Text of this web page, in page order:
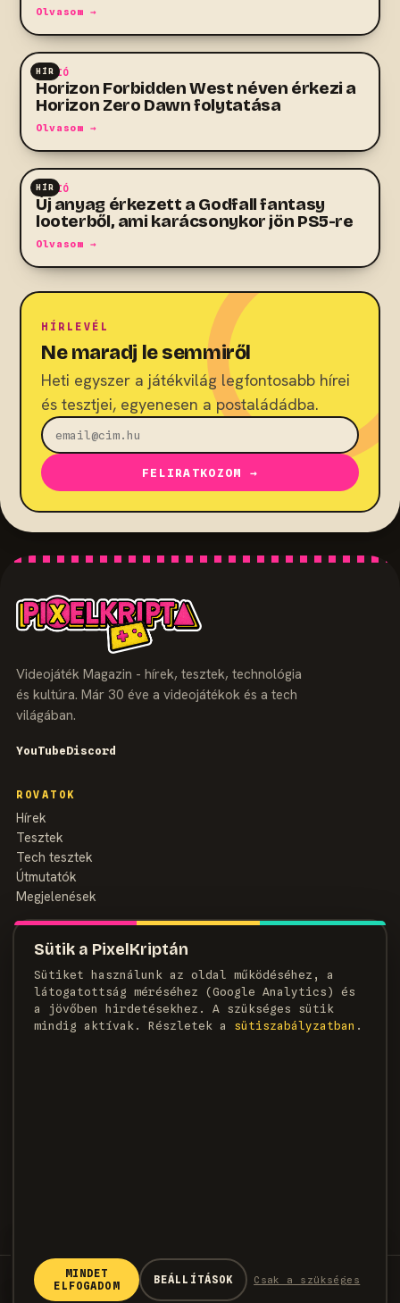
Sütik a PixelKriptán
Sütiket használunk az oldal működéséhez, a
látogatottság méréséhez (Google Analytics) és
a jövőben hirdetésekhez. A szükséges sütik
mindig aktívak. Részletek a
süti­szabályzatban .
MINDET
ELFOGADOM
BEÁLLÍTÁSOK Csak a szükséges
Olvasom →
HÍR
AKCIÓ
Horizon Forbidden West néven érkezi a
Horizon Zero Dawn folytatása
Olvasom →
HÍR
AKCIÓ
Új anyag érkezett a Godfall fantasy
looterből, ami karácsonykor jön PS5-re
Olvasom →
HÍRLEVÉL
Ne maradj le semmiről
Heti egyszer a játékvilág legfontosabb hírei
és tesztjei, egyenesen a postaládádba.
FELIRATKOZOM →
Bemutatta a Synology a
DiskStation neo+ NAS-sorozatot
A Synology bemutatta a DiskStation neo+ NAS-
Videojáték Magazin - hírek, tesztek, technológia
és kultúra. Már 30 éve a videojátékok és a tech
világában.
YouTubeDiscord
ROVATOK
Hírek
Tesztek
Tech tesztek
Útmutatók
Megjelenések
MAGAZIN
Szerzők
Médiaajánlat
Kapcsolat
© 2026 PixelKripta · Minden jog fenntartva
Adatvédelem Sütiszabályzat
Felhasználási feltételek